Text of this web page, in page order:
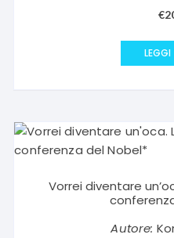
€
Vorrei diventare
Autore: